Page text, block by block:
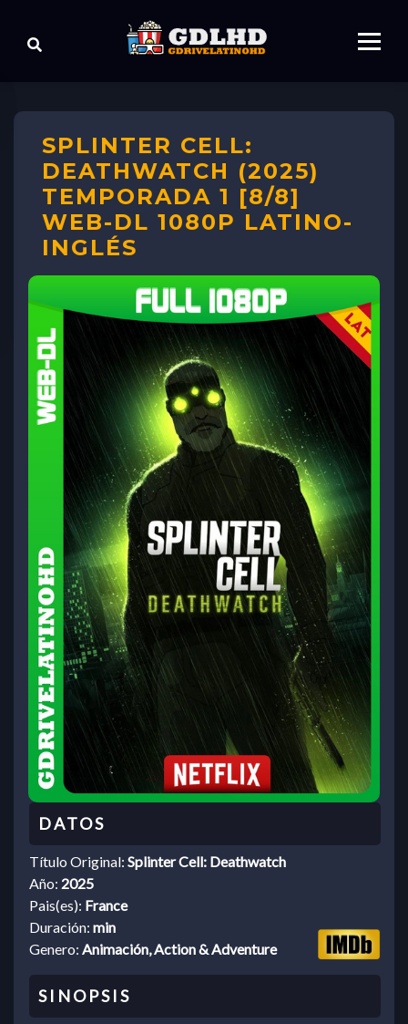
SPLINTER CELL:
DEATHWATCH (2025)
TEMPORADA 1 [8/8]
WEB-DL 1080P LATINO-
INGLÉS
Título Original: Splinter Cell: Deathwatch
Año: 2025
Pais(es): France
Duración: min
Genero: Animación, Action & Adventure